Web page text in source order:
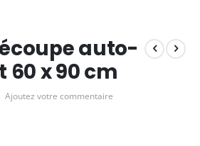
auto-
x 90 cm
Ajoutez votre commentaire